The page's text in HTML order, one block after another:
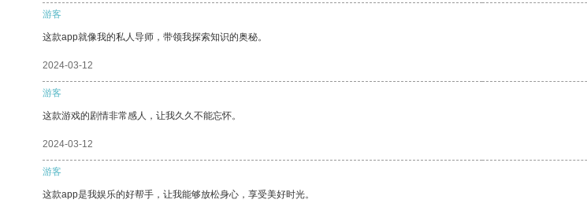
游客
这款app就像我的私人导师，带领我探索知识的奥秘。
2024-03-12
游客
这款游戏的剧情非常感人，让我久久不能忘怀。
2024-03-12
游客
这款app是我娱乐的好帮手，让我能够放松身心，享受美好时光。